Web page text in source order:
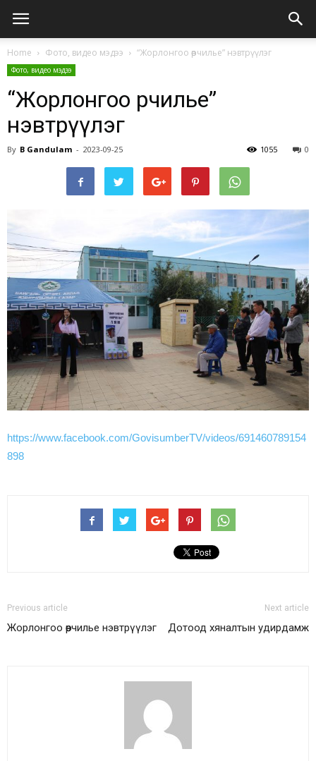
Home Фото, видео мэдээ “Жорлонгоо өөрчилье” нэвтрүүлэг
Фото, видео мэдээ
“Жорлонгоо өөрчилье”
нэвтрүүлэг
By B Gandulam - 2023-09-25 0
1055
https://www.facebook.com/GovisumberTV/videos/691460789154
898
Previous article
Жорлонгоо өөрчилье нэвтрүүлэг
Next article
Дотоод хяналтын удирдамж